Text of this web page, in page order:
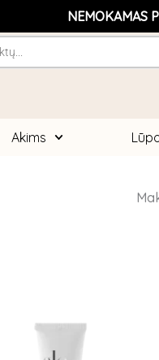
NEMOKAMAS
Akims
product
has